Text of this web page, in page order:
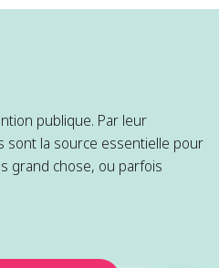
publique. Par leur
sont la source essentielle pour
grand chose, ou parfois